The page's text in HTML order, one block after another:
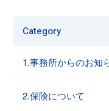
Category
1.事務所からのお知
2.保険について